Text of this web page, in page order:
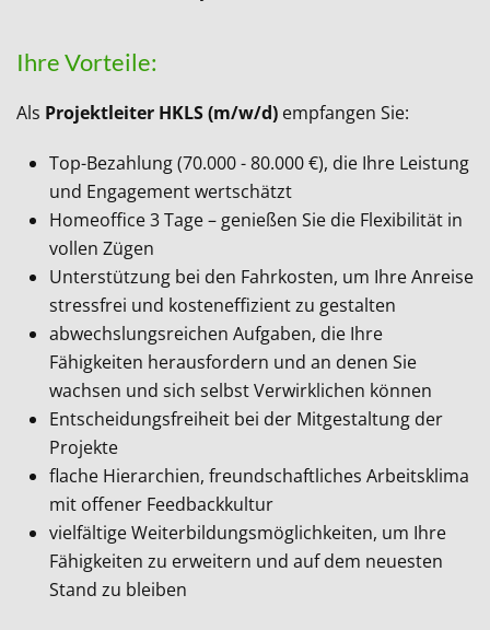
Ihre Vorteile:
Als Projektleiter HKLS (m/w/d) empfangen Sie:
Top-Bezahlung (70.000 - 80.000 €), die Ihre Leistung
und Engagement wertschätzt
Homeoffice 3 Tage – genießen Sie die Flexibilität in
vollen Zügen
Unterstützung bei den Fahrkosten, um Ihre Anreise
stressfrei und kosteneffizient zu gestalten
abwechslungsreichen Aufgaben, die Ihre
Fähigkeiten herausfordern und an denen Sie
wachsen und sich selbst Verwirklichen können
Entscheidungsfreiheit bei der Mitgestaltung der
Projekte
flache Hierarchien, freundschaftliches Arbeitsklima
mit offener Feedbackkultur
vielfältige Weiterbildungsmöglichkeiten, um Ihre
Fähigkeiten zu erweitern und auf dem neuesten
Stand zu bleiben